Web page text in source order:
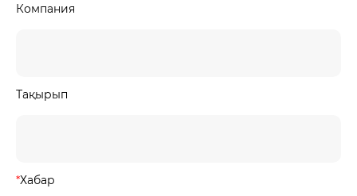
Компания
Тақырып
*Хабар